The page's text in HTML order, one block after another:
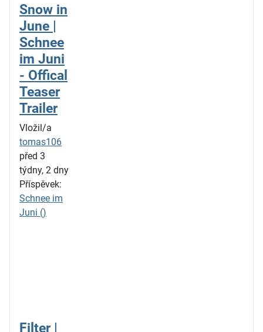
Snow in
June |
Schnee
im Juni
- Offical
Teaser
Trailer
Vložil/a
tomas106
před 3
týdny, 2 dny
Příspěvek:
Schnee im
Juni ()
Filter |